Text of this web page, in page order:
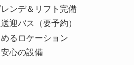
ンデ＆リフト完備
迎バス（要予約）
るロケーション
心の設備